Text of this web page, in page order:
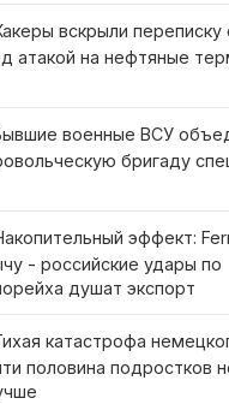
вскрыли переписку
атакой на нефтяные
военные ВСУ
бригаду
эффект:
- российские удары по
душат экспорт
катастрофа
половина подростков